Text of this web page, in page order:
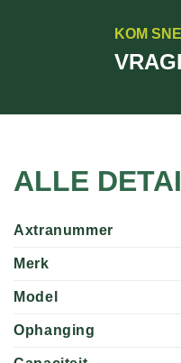
KOM
ALLE
Axtranummer
Merk
Model
Ophanging